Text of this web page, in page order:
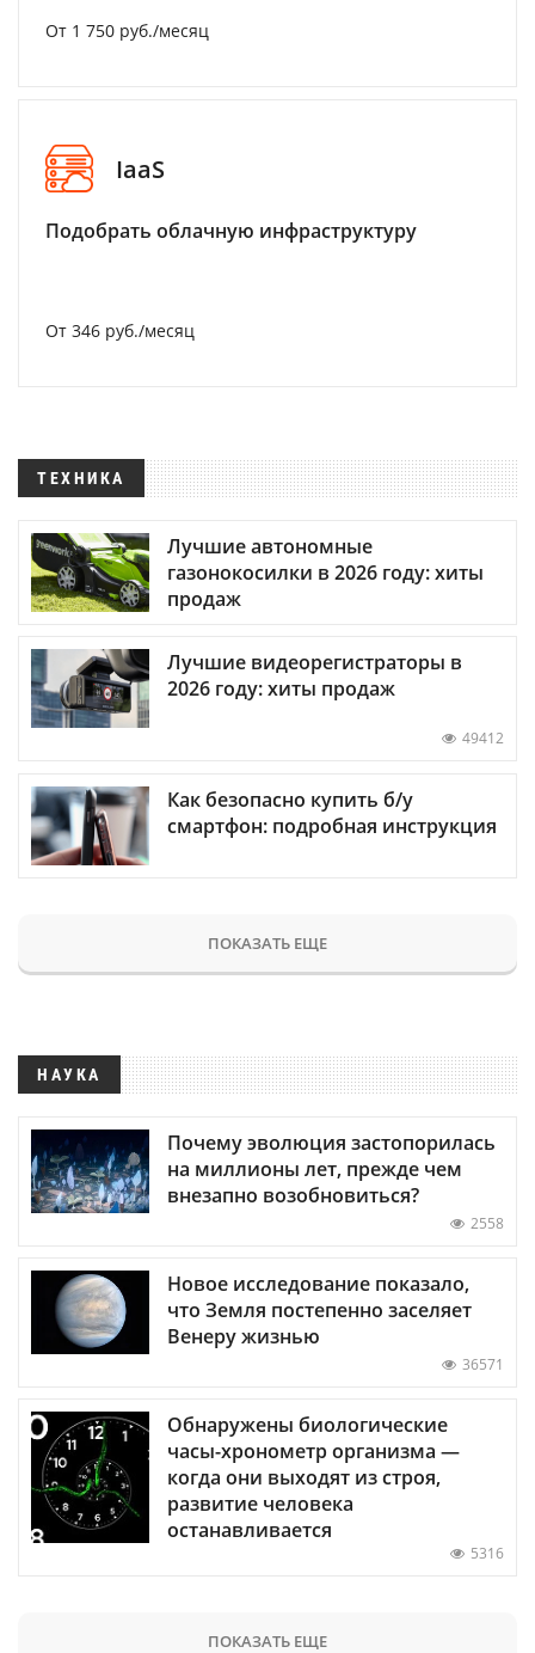
От 1 750 руб./месяц
IaaS
Подобрать облачную инфраструктуру
От 346 руб./месяц
ТЕХНИКА
Лучшие автономные
газонокосилки в 2026 году: хиты
продаж
Лучшие видеорегистраторы в
2026 году: хиты продаж
49412
Как безопасно купить б/у
смартфон: подробная инструкция
ПОКАЗАТЬ ЕЩЕ
НАУКА
Почему эволюция застопорилась
на миллионы лет, прежде чем
внезапно возобновиться?
2558
Новое исследование показало,
что Земля постепенно заселяет
Венеру жизнью
36571
Обнаружены биологические
часы-хронометр организма —
когда они выходят из строя,
развитие человека
останавливается
5316
ПОКАЗАТЬ ЕЩЕ